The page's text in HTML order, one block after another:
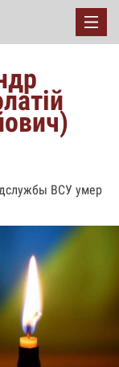
ВСУ умер